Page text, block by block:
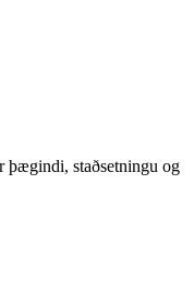
þægindi, staðsetningu og